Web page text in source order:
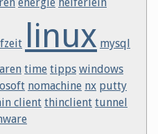
linux mysql
time tipps windows
nomachine nx putty
client thinclient tunnel